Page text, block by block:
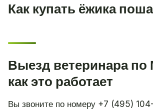
Как купать ёжика
Выезд ветеринара
как это работает
Вы звоните по номеру +7 (495)